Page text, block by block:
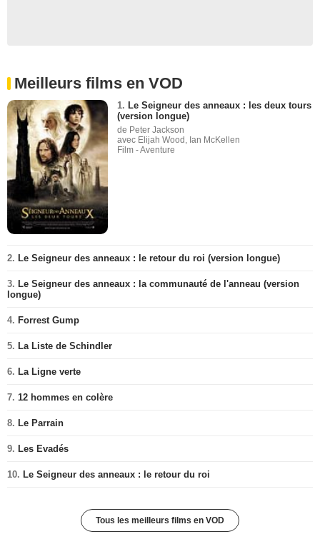
Meilleurs films en VOD
1. Le Seigneur des anneaux : les deux tours
(version longue)
de Peter Jackson
avec Elijah Wood, Ian McKellen
Film - Aventure
2. Le Seigneur des anneaux : le retour du roi (version longue)
3. Le Seigneur des anneaux : la communauté de l'anneau (version
longue)
4. Forrest Gump
5. La Liste de Schindler
6. La Ligne verte
7. 12 hommes en colère
8. Le Parrain
9. Les Evadés
10. Le Seigneur des anneaux : le retour du roi
Tous les meilleurs films en VOD